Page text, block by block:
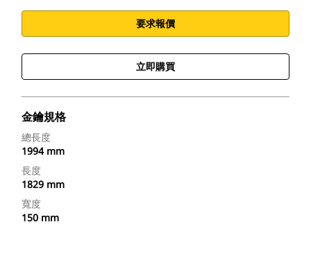
要求報價
立即購買
金鑰規格
總長度
1994 mm
長度
1829 mm
寬度
150 mm